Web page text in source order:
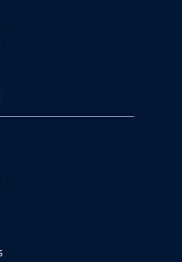
nueva ventana
en una nueva ventana
abre en una nueva ventana
abre en una nueva